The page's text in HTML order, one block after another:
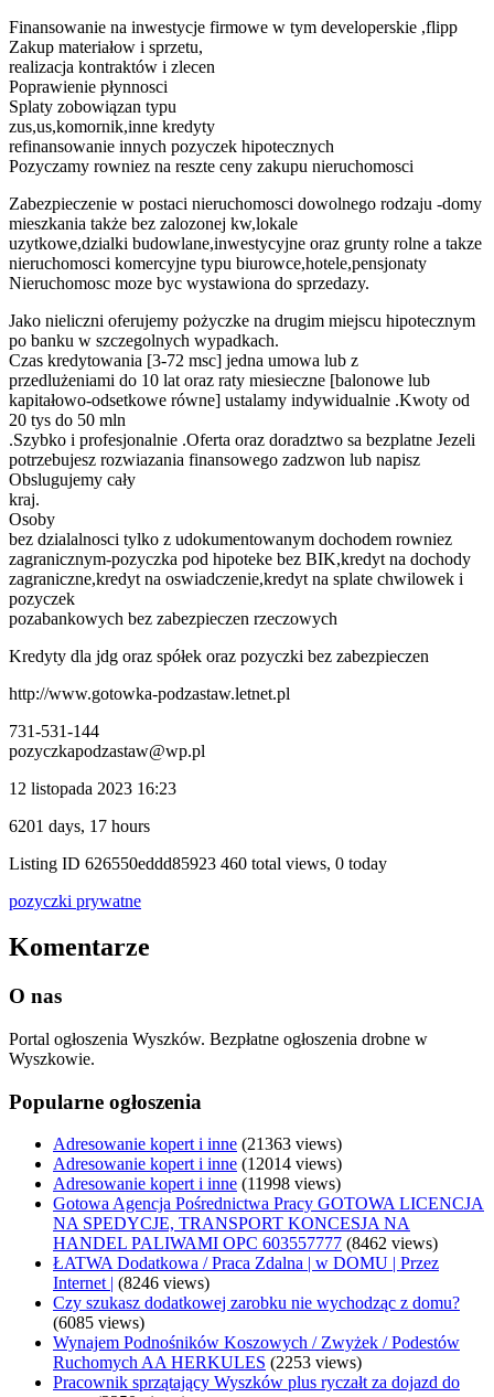
Finansowanie na inwestycje firmowe w tym developerskie ,flipp
Zakup materiałow i sprzetu,
realizacja kontraktów i zlecen
Poprawienie płynnosci
Splaty zobowiązan typu
zus,us,komornik,inne kredyty
refinansowanie innych pozyczek hipotecznych
Pozyczamy rowniez na reszte ceny zakupu nieruchomosci
Zabezpieczenie w postaci nieruchomosci dowolnego rodzaju -domy
mieszkania także bez zalozonej kw,lokale
uzytkowe,dzialki budowlane,inwestycyjne oraz grunty rolne a takze
nieruchomosci komercyjne typu biurowce,hotele,pensjonaty
Nieruchomosc moze byc wystawiona do sprzedazy.
Jako nieliczni oferujemy pożyczke na drugim miejscu hipotecznym
po banku w szczegolnych wypadkach.
Czas kredytowania [3-72 msc] jedna umowa lub z
przedlużeniami do 10 lat oraz raty miesieczne [balonowe lub
kapitałowo-odsetkowe równe] ustalamy indywidualnie .Kwoty od
20 tys do 50 mln
.Szybko i profesjonalnie .Oferta oraz doradztwo sa bezplatne Jezeli
potrzebujesz rozwiazania finansowego zadzwon lub napisz
Obslugujemy cały
kraj.
Osoby
bez dzialalnosci tylko z udokumentowanym dochodem rowniez
zagranicznym-pozyczka pod hipoteke bez BIK,kredyt na dochody
zagraniczne,kredyt na oswiadczenie,kredyt na splate chwilowek i
pozyczek
pozabankowych bez zabezpieczen rzeczowych
Kredyty dla jdg oraz spółek oraz pozyczki bez zabezpieczen
http://www.gotowka-podzastaw.letnet.pl
731-531-144
pozyczkapodzastaw@wp.pl
12 listopada 2023 16:23
6201 days, 17 hours
Listing ID 626550eddd85923 460 total views, 0 today
pozyczki prywatne
Komentarze
O nas
Portal ogłoszenia Wyszków. Bezpłatne ogłoszenia drobne w
Wyszkowie.
Popularne ogłoszenia
Adresowanie kopert i inne (21363 views)
Adresowanie kopert i inne (12014 views)
Adresowanie kopert i inne (11998 views)
Gotowa Agencja Pośrednictwa Pracy GOTOWA LICENCJA
NA SPEDYCJE, TRANSPORT KONCESJA NA
HANDEL PALIWAMI OPC 603557777 (8462 views)
ŁATWA Dodatkowa / Praca Zdalna | w DOMU | Przez
Internet | (8246 views)
Czy szukasz dodatkowej zarobku nie wychodząc z domu?
(6085 views)
Wynajem Podnośników Koszowych / Zwyżek / Podestów
Ruchomych AA HERKULES (2253 views)
Pracownik sprzątający Wyszków plus ryczałt za dojazd do